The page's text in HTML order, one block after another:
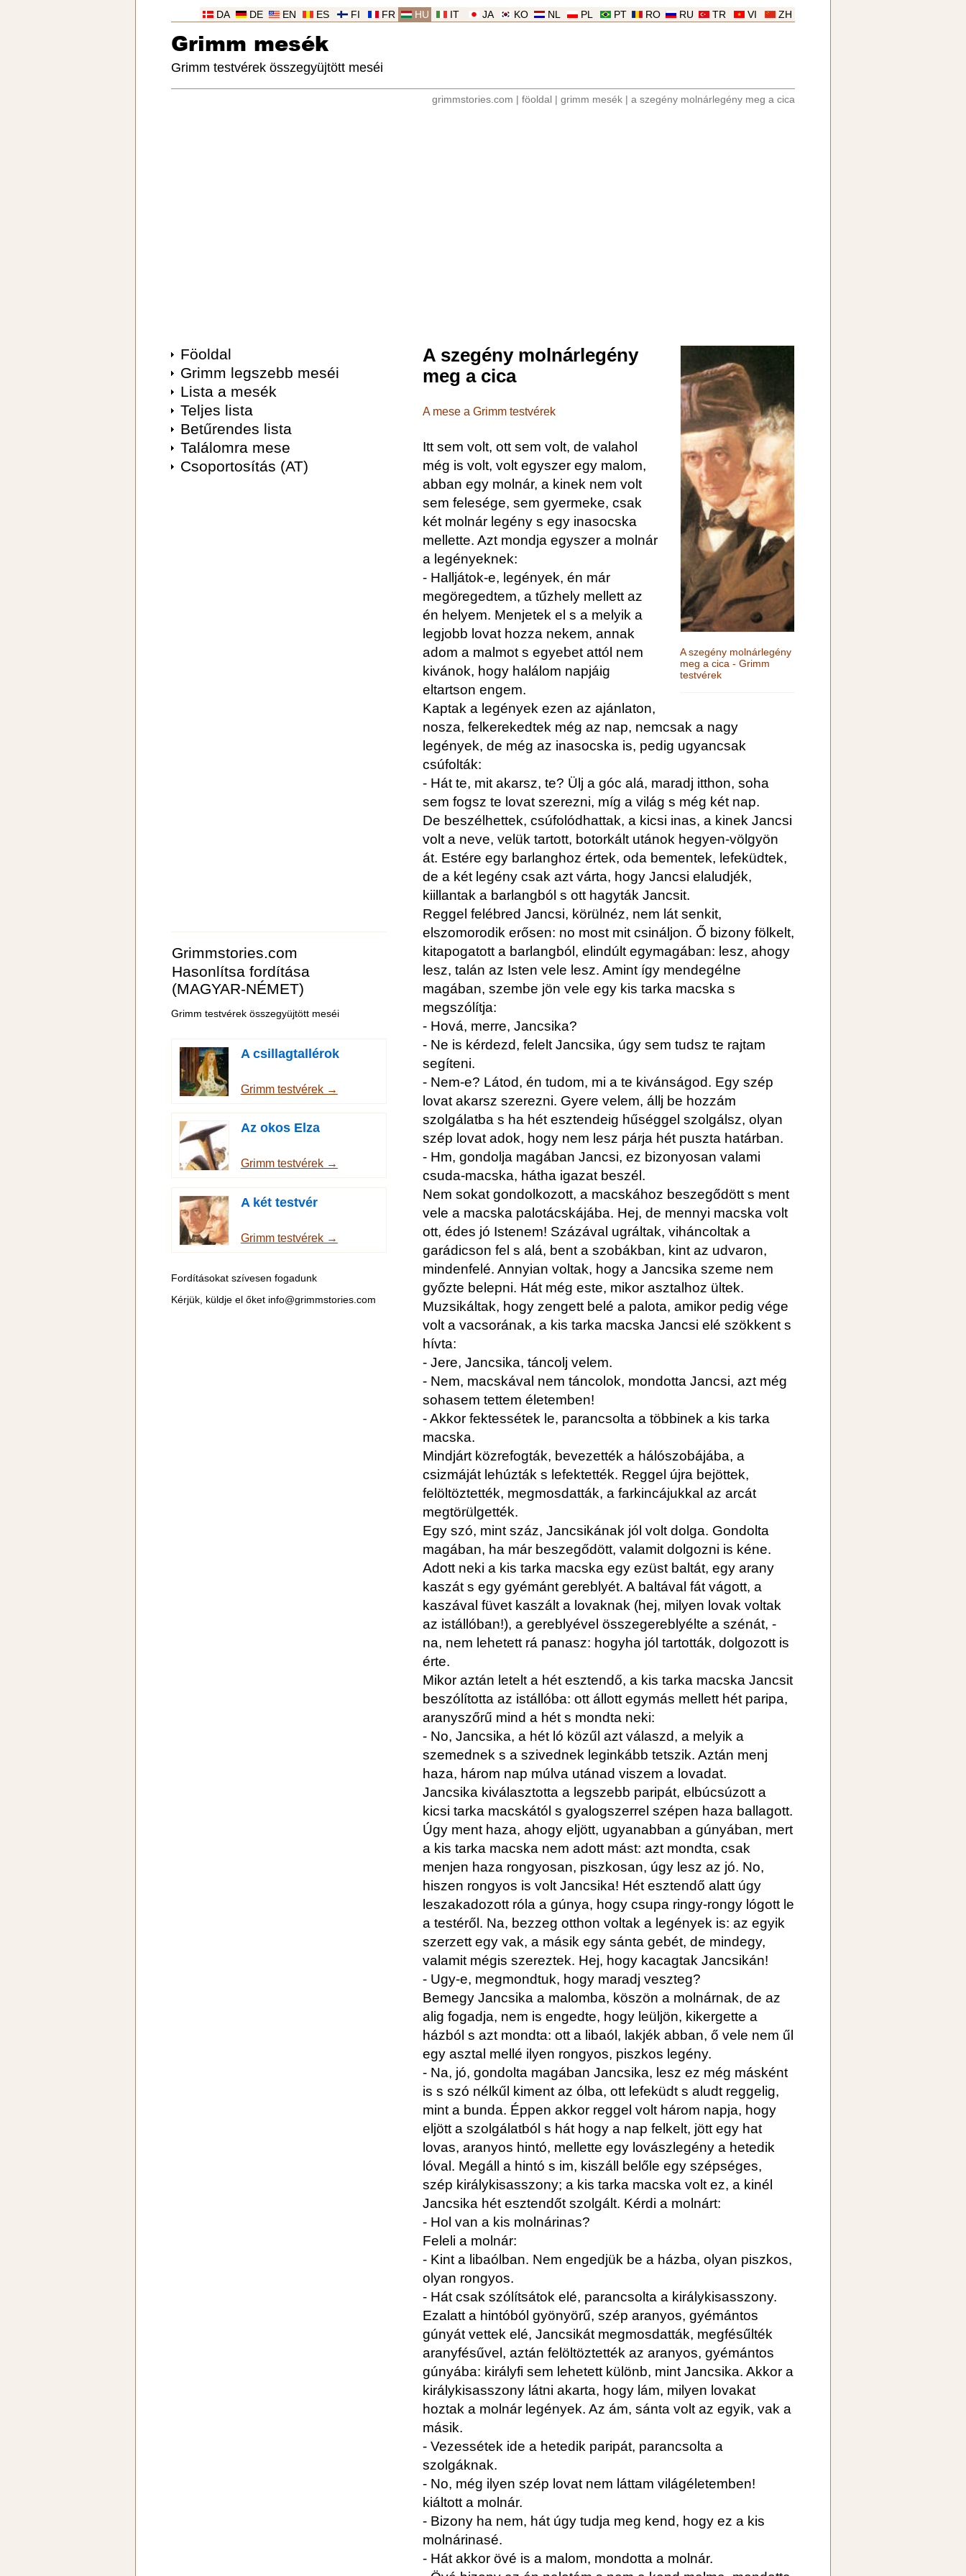
ZH
VI
TR
RU
RO
PT
PL
NL
KO
JA
IT
HU
FR
FI
ES
EN
DE
DA
Grimm mesék
Grimm testvérek összegyüjtött meséi
grimmstories.com föoldal grimm mesék a szegény molnárlegény meg a cica
Föoldal
Grimm legszebb meséi
Lista a mesék
Teljes lista
Betűrendes lista
Találomra mese
Csoportosítás (AT)
Grimmstories.com
Hasonlítsa fordítása
(MAGYAR-NÉMET)
Grimm testvérek összegyüjtött meséi
A csillagtallérok
Grimm testvérek →
Az okos Elza
Grimm testvérek →
A két testvér
Grimm testvérek →
Fordításokat szívesen fogadunk
Kérjük, küldje el őket info@grimmstories.com
A szegény molnárlegény
meg a cica - Grimm
testvérek
A szegény molnárlegény
meg a cica
A mese a Grimm testvérek
Itt sem volt, ott sem volt, de valahol
még is volt, volt egyszer egy malom,
abban egy molnár, a kinek nem volt
sem felesége, sem gyermeke, csak
két molnár legény s egy inasocska
mellette. Azt mondja egyszer a molnár
a legényeknek:
- Halljátok-e, legények, én már
megöregedtem, a tűzhely mellett az
én helyem. Menjetek el s a melyik a
legjobb lovat hozza nekem, annak
adom a malmot s egyebet attól nem
kivánok, hogy halálom napjáig
eltartson engem.
Kaptak a legények ezen az ajánlaton,
nosza, felkerekedtek még az nap, nemcsak a nagy
legények, de még az inasocska is, pedig ugyancsak
csúfolták:
- Hát te, mit akarsz, te? Ülj a góc alá, maradj itthon, soha
sem fogsz te lovat szerezni, míg a világ s még két nap.
De beszélhettek, csúfolódhattak, a kicsi inas, a kinek Jancsi
volt a neve, velük tartott, botorkált utánok hegyen-völgyön
át. Estére egy barlanghoz értek, oda bementek, lefeküdtek,
de a két legény csak azt várta, hogy Jancsi elaludjék,
kiillantak a barlangból s ott hagyták Jancsit.
Reggel felébred Jancsi, körülnéz, nem lát senkit,
elszomorodik erősen: no most mit csináljon. Ő bizony fölkelt,
kitapogatott a barlangból, elindúlt egymagában: lesz, ahogy
lesz, talán az Isten vele lesz. Amint így mendegélne
magában, szembe jön vele egy kis tarka macska s
megszólítja:
- Hová, merre, Jancsika?
- Ne is kérdezd, felelt Jancsika, úgy sem tudsz te rajtam
segíteni.
- Nem-e? Látod, én tudom, mi a te kivánságod. Egy szép
lovat akarsz szerezni. Gyere velem, állj be hozzám
szolgálatba s ha hét esztendeig hűséggel szolgálsz, olyan
szép lovat adok, hogy nem lesz párja hét puszta határban.
- Hm, gondolja magában Jancsi, ez bizonyosan valami
csuda-macska, hátha igazat beszél.
Nem sokat gondolkozott, a macskához beszegődött s ment
vele a macska palotácskájába. Hej, de mennyi macska volt
ott, édes jó Istenem! Százával ugráltak, viháncoltak a
garádicson fel s alá, bent a szobákban, kint az udvaron,
mindenfelé. Annyian voltak, hogy a Jancsika szeme nem
győzte belepni. Hát még este, mikor asztalhoz ültek.
Muzsikáltak, hogy zengett belé a palota, amikor pedig vége
volt a vacsorának, a kis tarka macska Jancsi elé szökkent s
hívta:
- Jere, Jancsika, táncolj velem.
- Nem, macskával nem táncolok, mondotta Jancsi, azt még
sohasem tettem életemben!
- Akkor fektessétek le, parancsolta a többinek a kis tarka
macska.
Mindjárt közrefogták, bevezették a hálószobájába, a
csizmáját lehúzták s lefektették. Reggel újra bejöttek,
felöltöztették, megmosdatták, a farkincájukkal az arcát
megtörülgették.
Egy szó, mint száz, Jancsikának jól volt dolga. Gondolta
magában, ha már beszegődött, valamit dolgozni is kéne.
Adott neki a kis tarka macska egy ezüst baltát, egy arany
kaszát s egy gyémánt gereblyét. A baltával fát vágott, a
kaszával füvet kaszált a lovaknak (hej, milyen lovak voltak
az istállóban!), a gereblyével összegereblyélte a szénát, -
na, nem lehetett rá panasz: hogyha jól tartották, dolgozott is
érte.
Mikor aztán letelt a hét esztendő, a kis tarka macska Jancsit
beszólította az istállóba: ott állott egymás mellett hét paripa,
aranyszőrű mind a hét s mondta neki:
- No, Jancsika, a hét ló közűl azt válaszd, a melyik a
szemednek s a szivednek leginkább tetszik. Aztán menj
haza, három nap múlva utánad viszem a lovadat.
Jancsika kiválasztotta a legszebb paripát, elbúcsúzott a
kicsi tarka macskától s gyalogszerrel szépen haza ballagott.
Úgy ment haza, ahogy eljött, ugyanabban a gúnyában, mert
a kis tarka macska nem adott mást: azt mondta, csak
menjen haza rongyosan, piszkosan, úgy lesz az jó. No,
hiszen rongyos is volt Jancsika! Hét esztendő alatt úgy
leszakadozott róla a gúnya, hogy csupa ringy-rongy lógott le
a testéről. Na, bezzeg otthon voltak a legények is: az egyik
szerzett egy vak, a másik egy sánta gebét, de mindegy,
valamit mégis szereztek. Hej, hogy kacagtak Jancsikán!
- Ugy-e, megmondtuk, hogy maradj veszteg?
Bemegy Jancsika a malomba, köszön a molnárnak, de az
alig fogadja, nem is engedte, hogy leüljön, kikergette a
házból s azt mondta: ott a libaól, lakjék abban, ő vele nem űl
egy asztal mellé ilyen rongyos, piszkos legény.
- Na, jó, gondolta magában Jancsika, lesz ez még másként
is s szó nélkűl kiment az ólba, ott lefeküdt s aludt reggelig,
mint a bunda. Éppen akkor reggel volt három napja, hogy
eljött a szolgálatból s hát hogy a nap felkelt, jött egy hat
lovas, aranyos hintó, mellette egy lovászlegény a hetedik
lóval. Megáll a hintó s im, kiszáll belőle egy szépséges,
szép királykisasszony; a kis tarka macska volt ez, a kinél
Jancsika hét esztendőt szolgált. Kérdi a molnárt:
- Hol van a kis molnárinas?
Feleli a molnár:
- Kint a libaólban. Nem engedjük be a házba, olyan piszkos,
olyan rongyos.
- Hát csak szólítsátok elé, parancsolta a királykisasszony.
Ezalatt a hintóból gyönyörű, szép aranyos, gyémántos
gúnyát vettek elé, Jancsikát megmosdatták, megfésűlték
aranyfésűvel, aztán felöltöztették az aranyos, gyémántos
gúnyába: királyfi sem lehetett különb, mint Jancsika. Akkor a
királykisasszony látni akarta, hogy lám, milyen lovakat
hoztak a molnár legények. Az ám, sánta volt az egyik, vak a
másik.
- Vezessétek ide a hetedik paripát, parancsolta a
szolgáknak.
- No, még ilyen szép lovat nem láttam világéletemben!
kiáltott a molnár.
- Bizony ha nem, hát úgy tudja meg kend, hogy ez a kis
molnárinasé.
- Hát akkor övé is a malom, mondotta a molnár.